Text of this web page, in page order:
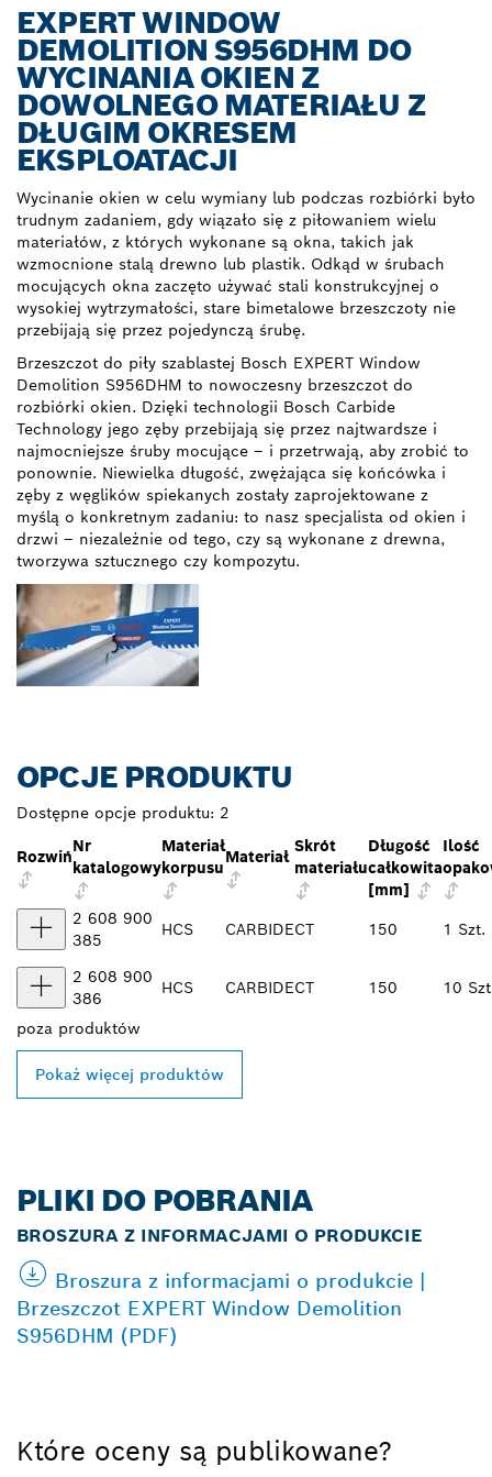
EXPERT WINDOW
DEMOLITION S956DHM DO
WYCINANIA OKIEN Z
DOWOLNEGO MATERIAŁU Z
DŁUGIM OKRESEM
EKSPLOATACJI
Wycinanie okien w celu wymiany lub podczas rozbiórki było
trudnym zadaniem, gdy wiązało się z piłowaniem wielu
materiałów, z których wykonane są okna, takich jak
wzmocnione stalą drewno lub plastik. Odkąd w śrubach
mocujących okna zaczęto używać stali konstrukcyjnej o
wysokiej wytrzymałości, stare bimetalowe brzeszczoty nie
przebijają się przez pojedynczą śrubę.
Brzeszczot do piły szablastej Bosch EXPERT Window
Demolition S956DHM to nowoczesny brzeszczot do
rozbiórki okien. Dzięki technologii Bosch Carbide
Technology jego zęby przebijają się przez najtwardsze i
najmocniejsze śruby mocujące – i przetrwają, aby zrobić to
ponownie. Niewielka długość, zwężająca się końcówka i
zęby z węglików spiekanych zostały zaprojektowane z
myślą o konkretnym zadaniu: to nasz specjalista od okien i
drzwi – niezależnie od tego, czy są wykonane z drewna,
tworzywa sztucznego czy kompozytu.
OPCJE PRODUKTU
Dostępne opcje produktu: 2
Rozwiń
Nr
katalogowy
Materiał
korpusu
Materiał
Skrót
materiału
Długość
całkowita
[mm]
Ilość
2 608 900
385
HCS CARBIDECT 150 1 Szt.
2 608 900
386
HCS CARBIDECT 150 10
poza produktów
Pokaż więcej produktów
PLIKI DO POBRANIA
BROSZURA Z INFORMACJAMI O PRODUKCIE
Broszura z informacjami o produkcie |
Brzeszczot EXPERT Window Demolition
S956DHM (PDF)
Które oceny są publikowane?